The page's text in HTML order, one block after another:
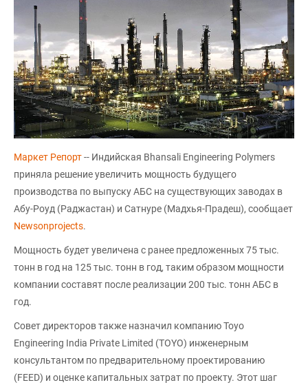
Маркет Репорт-- Индийская Bhansali Engineering Polymers
приняла решение увеличить мощность будущего
производства по выпуску АБС на существующих заводах в
Абу-Роуд (Раджастан) и Сатнуре (Мадхья-Прадеш), сообщает
Newsonprojects.
Мощность будет увеличена с ранее предложенных 75 тыс.
тонн в год на 125 тыс. тонн в год, таким образом мощности
компании составят после реализации 200 тыс. тонн АБС в
год.
Совет директоров также назначил компанию Toyo
Engineering India Private Limited (TOYO) инженерным
консультантом по предварительному проектированию
(FEED) и оценке капитальных затрат по проекту. Этот шаг